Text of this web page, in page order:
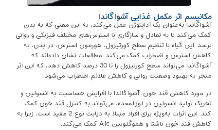
مکانیسم اثر مکمل غذایی آشواگاندا
آشواگاندا به‌عنوان یک آداپتوژن عمل می‌کند، به این معنی که به بدن
کمک می‌کند تا به تعادل و سازگاری با استرس‌های مختلف فیزیکی و روانی
برسد. این گیاه با تنظیم سطح کورتیزول، هورمون استرس، در بدن، به
کاهش استرس و اضطراب کمک می‌کند. مطالعات نشان داده‌اند که
آشواگاندا می‌تواند سطح کورتیزول را تا 30 درصد کاهش دهد، که این اثر
منجر به بهبود وضعیت روانی و کاهش علائم اضطراب می‌شود.
در مورد کاهش قند خون، آشواگاندا با افزایش حساسیت به انسولین و
تحریک تولید انسولین در لوزالمعده، می‌تواند به کنترل قند خون کمک
کند. این اثرات به‌ویژه برای افراد مبتلا به دیابت نوع 2 مفید است، زیرا به
کاهش قند خون ناشتا و هموگلوبین A1c کمک می‌کند.